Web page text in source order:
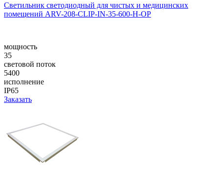
Светильник светодиодный для чистых и медицинских
помещений ARV-208-CLIP-IN-35-600-H-OP
мощность
35
световой поток
5400
исполнение
IP65
Заказать